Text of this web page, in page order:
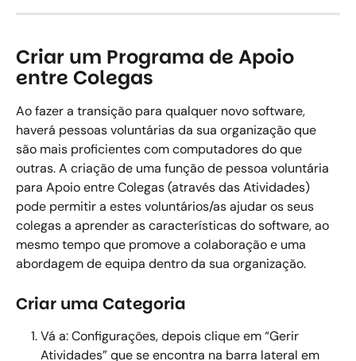
Criar um Programa de Apoio
entre Colegas
Ao fazer a transição para qualquer novo software,
haverá pessoas voluntárias da sua organização que
são mais proficientes com computadores do que
outras. A criação de uma função de pessoa voluntária
para Apoio entre Colegas (através das Atividades)
pode permitir a estes voluntários/as ajudar os seus
colegas a aprender as características do software, ao
mesmo tempo que promove a colaboração e uma
abordagem de equipa dentro da sua organização.
Criar uma Categoria
Vá a: Configurações, depois clique em “Gerir
Atividades” que se encontra na barra lateral em